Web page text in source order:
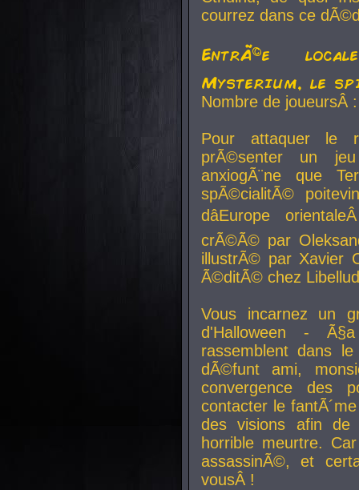
courrez dans ce
EntrÃ©e
Mysterium, le
Nombre de
Pour attaquer le
prÃ©senter un
anxiogÃ¨ne que
spÃ©cialitÃ©
dâEurope
crÃ©Ã© par
illustrÃ© par Xavier
Ã©ditÃ© chez
Vous incarnez un
d'Halloween -
rassemblent dans
dÃ©funt ami,
convergence des
contacter le
des visions afin
horrible meurtre.
assassinÃ©, et
vousÂ !